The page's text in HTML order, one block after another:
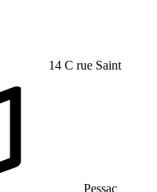
14 C rue Saint
Pessac